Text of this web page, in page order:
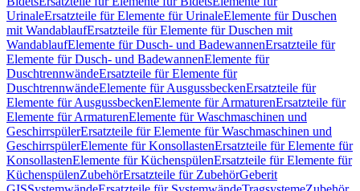
UrinaleErsatzteile für Elemente für UrinaleElemente für Duschen
mit WandablaufErsatzteile für Elemente für Duschen mit
WandablaufElemente für Dusch- und BadewannenErsatzteile für
Elemente für Dusch- und BadewannenElemente für
DuschtrennwändeErsatzteile für Elemente für
DuschtrennwändeElemente für AusgussbeckenErsatzteile für
Elemente für AusgussbeckenElemente für ArmaturenErsatzteile für
Elemente für ArmaturenElemente für Waschmaschinen und
GeschirrspülerErsatzteile für Elemente für Waschmaschinen und
GeschirrspülerElemente für KonsollastenErsatzteile für Elemente für
KonsollastenElemente für KüchenspülenErsatzteile für Elemente für
KüchenspülenZubehörErsatzteile für ZubehörGeberit